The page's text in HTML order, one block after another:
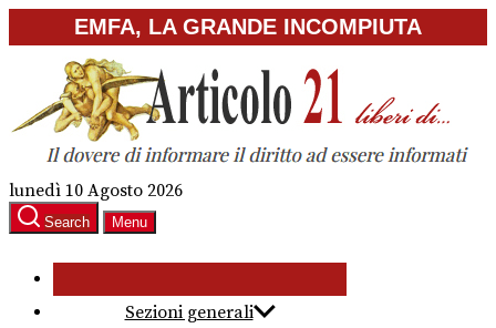
to
content
EMFA, LA GRANDE INCOMPIUTA
lunedì 10 Agosto 2026
Search Menu
Sezioni generali